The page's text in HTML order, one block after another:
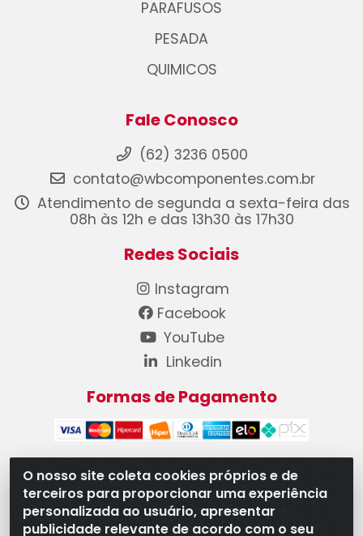
O nosso site coleta cookies próprios e de
terceiros para proporcionar uma experiência
personalizada ao usuário, apresentar
publicidade relevante de acordo com o seu
PARAFUSOS
PESADA
QUIMICOS
Fale Conosco
(62) 3236 0500
contato@wbcomponentes.com.br
Atendimento de segunda a sexta-feira das
08h às 12h e das 13h30 às 17h30
Redes Sociais
Instagram
Facebook
YouTube
Linkedin
Formas de Pagamento
WB Componentes Automotivos LTDA - CNPJ
08.528.393/0001-12 - Rua do Níquel, 667 - Parque
Oeste Industrial, Goiânia/GO - CEP 74375-660